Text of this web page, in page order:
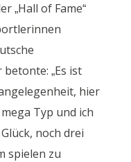
„Hall of Fame“
„Es ist
hier
Typ und ich
noch drei
spielen zu